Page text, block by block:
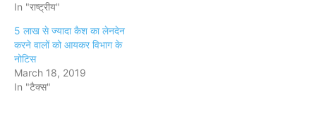
In "राष्ट्रीय"
5 लाख से ज्यादा कैश का लेनदेन
करने वालों को आयकर विभाग के
नोटिस
March 18, 2019
In "टैक्स"